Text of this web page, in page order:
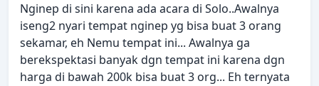
Nginep di sini karena ada acara di Solo..Awalnya
iseng2 nyari tempat nginep yg bisa buat 3 orang
sekamar, eh Nemu tempat ini... Awalnya ga
berekspektasi banyak dgn tempat ini karena dgn
harga di bawah 200k bisa buat 3 org... Eh ternyata